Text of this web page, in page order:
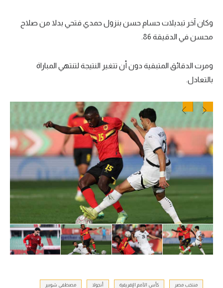
وكان آخر تبديلات حسام حسن بنزول حمدي فتحي بدلا من صلاح
محسن في الدقيقة 86.
ومرت الدقائق المتبقية دون أن تتغير النتيجة لتنتهي المباراة
بالتعادل.
منتخب مصر كأس الأمم الإفريقية أنجولا مصطفى شوبير